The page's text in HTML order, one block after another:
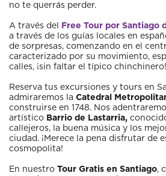
no te querrás perder.
A través del Free Tour por Santiago
a través de los guías locales en
de sorpresas, comenzando en el
caracterizado por su movimiento,
calles, ¡sin faltar el típico chinchinero!
Reserva tus excursiones y tours en
admiraremos la Catedral
construirse en 1748. Nos
artístico Barrio de Lastarria,
callejeros, la buena música y los
ciudad. ¡Merece la pena disfrutar de
cosmopolita!
En nuestro Tour Gratis en Santiago,